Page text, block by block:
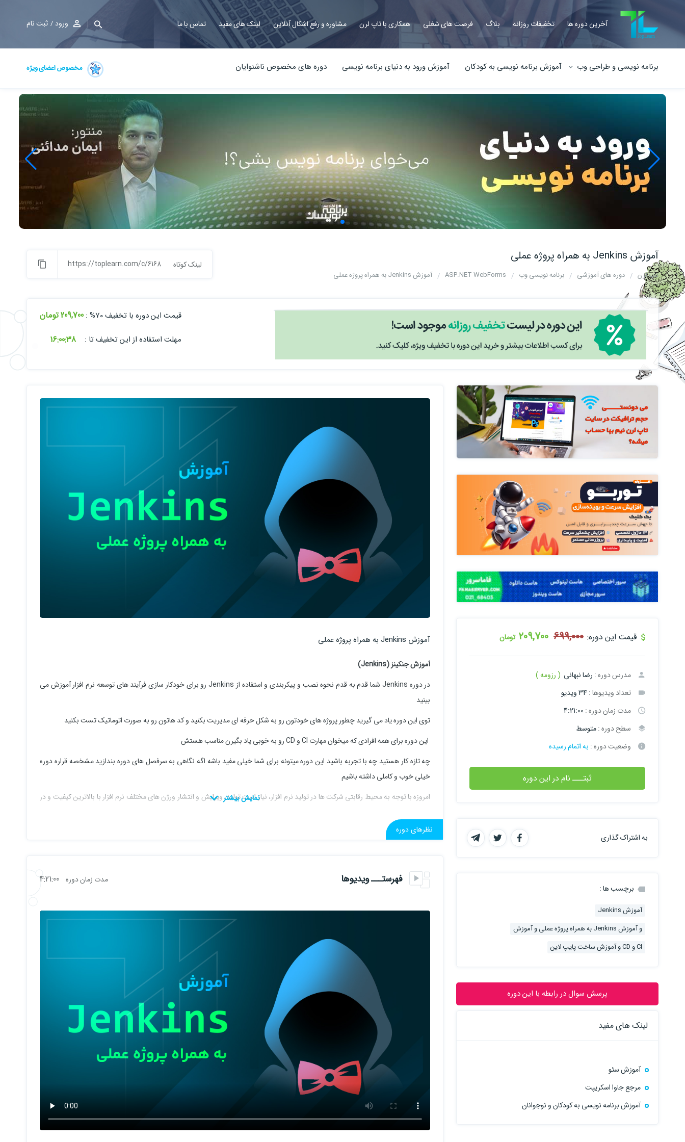
آخرین دوره ها تخفیفات روزانه بلاگ فرصت های شغلی همکاری با تاپ لرن مشاوره و رفع اشکال آنلاین لینک های مفید تماس با ما ورود ثبت نام
برنامه نویسی و طراحی وب آموزش برنامه نویسی به کودکان آموزش ورود به دنیای برنامه نویسی دوره های مخصوص ناشنوایان مخصوص اعضای ویژه
آموزش Jenkins به همراه پروژه عملی
تاپ لرن دوره های آموزشی برنامه نویسی وب ASP.NET WebForms آموزش Jenkins به همراه پروژه عملی
لینک کوتاه https://toplearn.com/c/6168
قیمت این دوره با تخفیف 70% : 209,700 تومان
مهلت استفاده از این تخفیف تا : 16:00:37
آموزش Jenkins به همراه پروژه عملی
آموزش جنکینز (Jenkins)
در دوره Jenkins شما قدم به قدم نحوه نصب و پیکربندی و استفاده از Jenkins رو برای خودکار سازی فرآیند های توسعه نرم افزار آموزش می
بینید
توی این دوره یاد می گیرید چطور پروژه های خودتون رو به شکل حرفه ای مدیریت بکنید و کد هاتون رو به صورت اتوماتیک تست بکنید
این دوره برای همه افرادی که میخوان مهارت CI و CD رو به خوبی یاد بگیرن مناسب هستش
چه تازه کار هستید چه با تجربه باشید این دوره میتونه برای شما خیلی مفید باشه اگه نگاهی به سرفصل های دوره بندازید مشخصه قراره دوره
خیلی خوب و کاملی داشته باشیم
امروزه با توجه به محیط رقابتی شرکت ها در تولید نرم افزار، نیاز است تولید، ویرایش و انتشار ورژن های مختلف نرم افزار با بالاترین کیفیت و در
باشد. Jenkins یکی از محبوبترین ابزارهای این حوزه جهت یکپارچه سازی این اصول می باشد.
مقرون‌به‌صرفه و بدون نیاز به پرداخت هزینه
امکان استفاده از پلاگین‌های متعدد، با بیش از ۱۰۰۰ افزونه برای تسهیل و تسریع کار و قابل ادغام با انواع ابزارهای توسعه، آزمایش و استقرار
طراحی شده با جاوا و قابل استفاده برای همه سیستم‌ عامل‌های بزرگ
ساخت و آزمایش سریع نرم‌‌افزار و تسریع روند توسعه آن
تاریخچه و فلسفه Jenkins
بررسی ساختار Jenkins و رابط کاربری Jenkins
معرفی Jenkins Master و Jenkins Slave
نظرهای دوره
فهرستـــ ویدیوها مدت زمان دوره 4:21:00
قیمت این دوره: 699,000
209,700 تومان
مدرس دوره : رضا نبهانی ( رزومه )
تعداد ویدیوها : 34 ویدیو
مدت زمان دوره : 4:21:00
سطح دوره :متوسط
وضعیت دوره : به اتمام رسیده
ثبتـــ نام در این دوره
به اشتراک گذاری
برچسب ها :
آموزش Jenkins
و آموزش Jenkins به همراه پروژه عملی و آموزش
CI و CD و آموزش ساخت پایپ لاین
پرسش سوال در رابطه با این دوره
لینک های مفید
آموزش سئو
مرجع جاوا اسکریپت
آموزش برنامه نویسی به کودکان و نوجوانان